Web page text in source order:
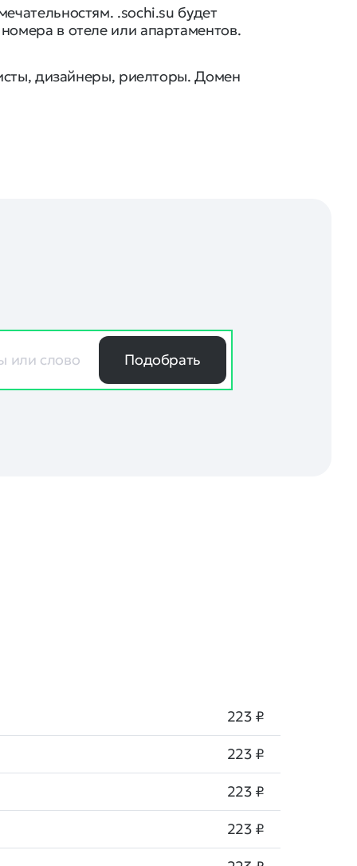
.sochi.su будет
в отеле или апартаментов.
дизайнеры, риелторы. Домен
Подобрать
223 ₽
223 ₽
223 ₽
223 ₽